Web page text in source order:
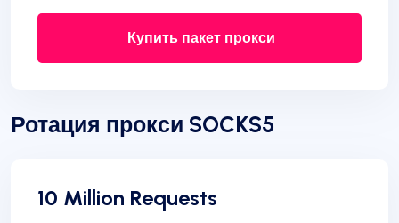
Купить пакет прокси
Ротация прокси SOCKS5
10 Million Requests